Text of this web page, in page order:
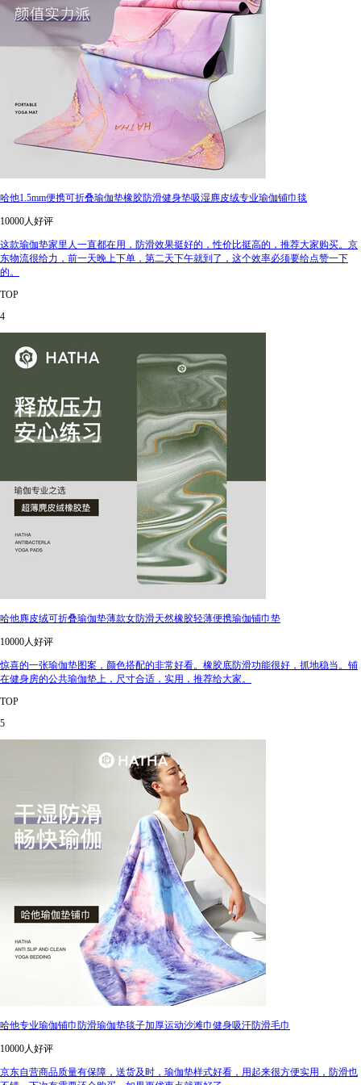
哈他1.5mm便携可折叠瑜伽垫橡胶防滑健身垫吸湿麂皮绒专业瑜伽铺巾毯
10000人好评
这款瑜伽垫家里人一直都在用，防滑效果挺好的，性价比挺高的，推荐大家购买。京
东物流很给力，前一天晚上下单，第二天下午就到了，这个效率必须要给点赞一下
的。
TOP
4
哈他麂皮绒可折叠瑜伽垫薄款女防滑天然橡胶轻薄便携瑜伽铺巾垫
10000人好评
惊喜的一张瑜伽垫图案，颜色搭配的非常好看。橡胶底防滑功能很好，抓地稳当。铺
在健身房的公共瑜伽垫上，尺寸合适，实用，推荐给大家。
TOP
5
哈他专业瑜伽铺巾防滑瑜伽垫毯子加厚运动沙滩巾健身吸汗防滑毛巾
10000人好评
京东自营商品质量有保障，送货及时，瑜伽垫样式好看，用起来很方便实用，防滑也